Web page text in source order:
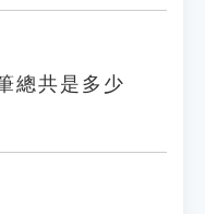
總共是多少